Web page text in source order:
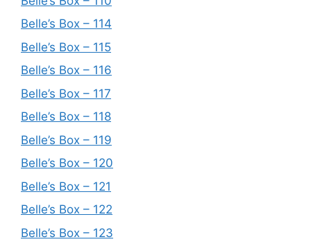
Belle’s Box – 114
Belle’s Box – 115
Belle’s Box – 116
Belle’s Box – 117
Belle’s Box – 118
Belle’s Box – 119
Belle’s Box – 120
Belle’s Box – 121
Belle’s Box – 122
Belle’s Box – 123